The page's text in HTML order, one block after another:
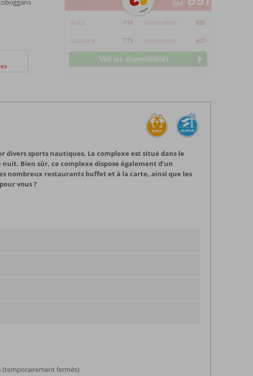
àpd
Août 716 Septembre
826
Octobre
775 Novembre 627
Voir les disponibilités
divers sports nautiques. Le complexe est situé dans le
Bien sûr, ce complexe dispose également d’un
nombreux restaurants buffet et à la carte, ainsi que les
vous ?
(temporairement fermés)